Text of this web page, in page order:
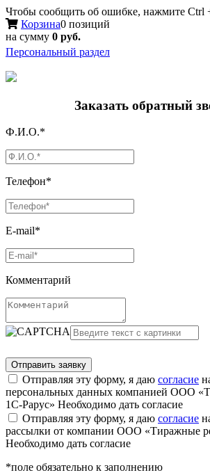
Чтобы сообщить об ошибке, нажмите Ctrl
Корзина0 позиций
на сумму 0 руб.
Персональный раздел
Заказать обратный
Ф.И.О.*
Телефон*
E-mail*
Комментарий
Отправляя эту форму, я даю согласие
персональных данных компанией ООО
1С-Рарус» Необходимо дать согласие
Отправляя эту форму, я даю согласие
рассылки от компании ООО «Тиражные
Необходимо дать согласие
*поле обязательно к заполнению